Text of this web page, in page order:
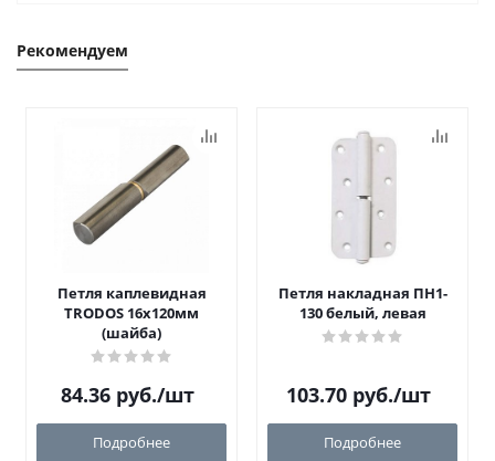
Рекомендуем
Петля каплевидная
TRODOS 16х120мм
(шайба)
84.36 руб./шт
Подробнее
Петля накладная ПН1-
130 белый, левая
103.70 руб./шт
Подробнее